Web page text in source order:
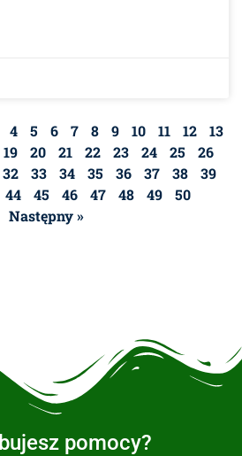
4 5 6 7 8 9 10 11 12
13
19 20 21 22 23 24 25
26
32 33 34 35 36 37 38
39
44 45 46 47 48 49
50
Następny »
pomocy?